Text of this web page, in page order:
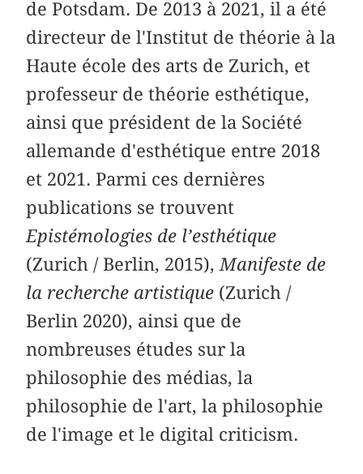
de Potsdam. De 2013 à 2021, il a été
directeur de l'Institut de théorie à la
Haute école des arts de Zurich, et
professeur de théorie esthétique,
ainsi que président de la Société
allemande d'esthétique entre 2018
et 2021. Parmi ces dernières
publications se trouvent
Epistémologies de l’esthétique
(Zurich / Berlin, 2015), Manifeste de
la recherche artistique (Zurich /
Berlin 2020), ainsi que de
nombreuses études sur la
philosophie des médias, la
philosophie de l'art, la philosophie
de l'image et le digital criticism.